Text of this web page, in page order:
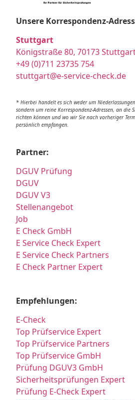
Unsere Korrespondenz-
Stuttgart
Königstraße 80, 70173
+49 (0)711 23735 754
stuttgart@e-service-check.de
* Hierbei handelt es sich weder um
sondern um reine Korrespondenz-Adressen, an die
richten können und wo wir Sie nach vorheriger
persönlich empfangen.
Partner:
DGUV Prüfung
DGUV
DGUV V3
Stellenangebot
Job
E Check GmbH
E Service Check Expert
E Service Check Partners
E Check Partner Expert
Empfehlungen:
E-Check
Top Prüfservice Expert
Top Prüfservice Partners
Top Prüfservice GmbH
Prüfung DGUV3 GmbH
Sicherheitsprüfungen Expert
Prüfung E-Check Expert